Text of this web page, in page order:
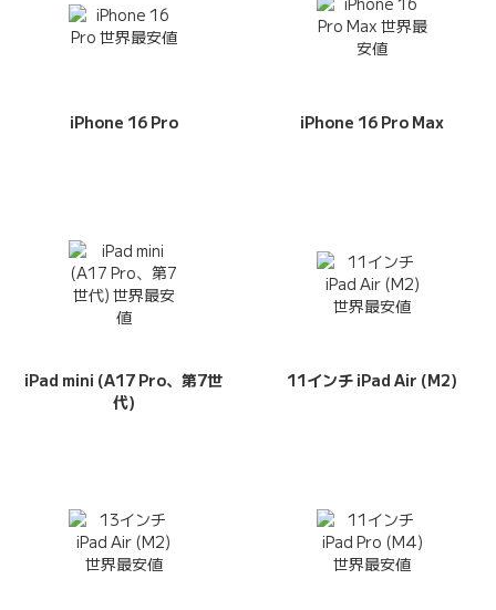
iPhone 16 Pro iPhone 16 Pro Max
iPad mini (A17 Pro、第7世
代)
11インチ iPad Air (M2)